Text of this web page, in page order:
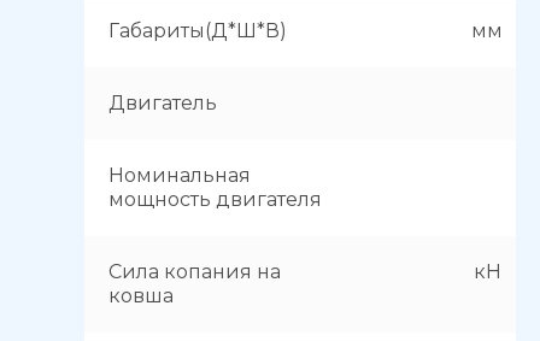
Габариты(Д*Ш*В) мм
Двигатель
Номинальная
мощность двигателя
Сила копания на
ковша
кН